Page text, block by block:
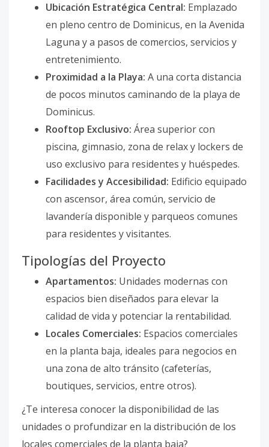
Ubicación Estratégica Central: Emplazado
en pleno centro de Dominicus, en la Avenida
Laguna y a pasos de comercios, servicios y
entretenimiento.
Proximidad a la Playa: A una corta distancia
de pocos minutos caminando de la playa de
Dominicus.
Rooftop Exclusivo: Área superior con
piscina, gimnasio, zona de relax y lockers de
uso exclusivo para residentes y huéspedes.
Facilidades y Accesibilidad: Edificio equipado
con ascensor, área común, servicio de
lavandería disponible y parqueos comunes
para residentes y visitantes.
Tipologías del Proyecto
Apartamentos: Unidades modernas con
espacios bien diseñados para elevar la
calidad de vida y potenciar la rentabilidad.
Locales Comerciales: Espacios comerciales
en la planta baja, ideales para negocios en
una zona de alto tránsito (cafeterías,
boutiques, servicios, entre otros).
¿Te interesa conocer la disponibilidad de las
unidades o profundizar en la distribución de los
locales comerciales de la planta baja?